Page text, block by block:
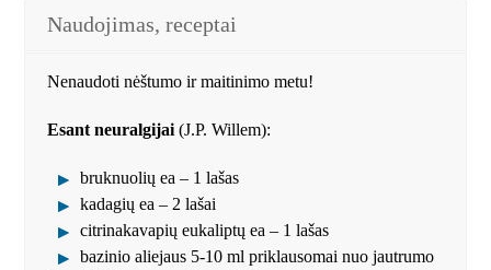
Naudojimas, receptai
Nenaudoti nėštumo ir maitinimo metu!
Esant neuralgijai (J.P. Willem):
bruknuolių ea – 1 lašas
kadagių ea – 2 lašai
citrinakavapių eukaliptų ea – 1 lašas
bazinio aliejaus 5-10 ml priklausomai nuo jautrumo